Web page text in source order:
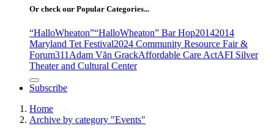
Or check our Popular Categories...
“HalloWheaton”“HalloWheaton” Bar Hop20142014
Maryland Tet Festival2024 Community Resource Fair &
Forum311Adam Văn GrackAffordable Care ActAFI Silver
Theater and Cultural Center
Subscribe
Home
Archive by category "Events"